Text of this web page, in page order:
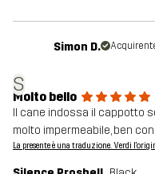
S
Simon D.
Molto bello
Il cane indossa il cappotto
molto impermeabile, ben
La presente è una traduzione. Verdi